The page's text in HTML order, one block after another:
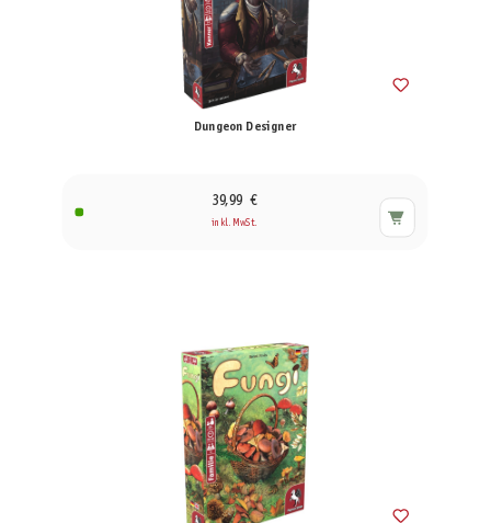
Dungeon Designer
39,99 €
inkl. MwSt.